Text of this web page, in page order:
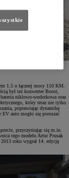
1.5 o łącznej mocy 110 KM.
był też konwerter Boost,
niklowo-wodorkowa oraz
który teraz nie tylko
poprawiając dynamikę
auto mogło się poruszać
przyczyniając się m.in.
tego modelu Artur Prusak
roku wygrał 14. edycję